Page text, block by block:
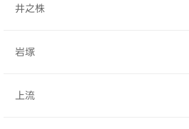
井之株
岩塚
上流